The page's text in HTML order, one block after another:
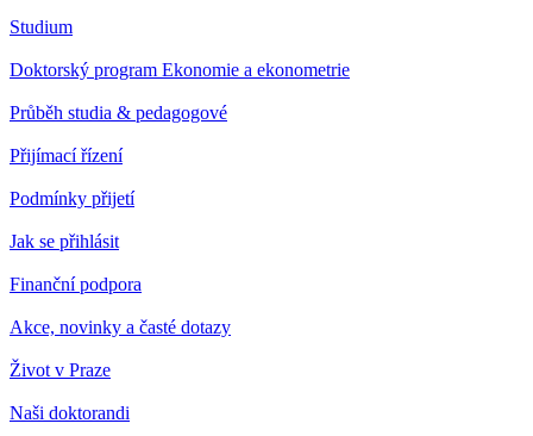
Studium
Doktorský program Ekonomie a ekonometrie
Průběh studia & pedagogové
Přijímací řízení
Podmínky přijetí
Jak se přihlásit
Finanční podpora
Akce, novinky a časté dotazy
Život v Praze
Naši doktorandi